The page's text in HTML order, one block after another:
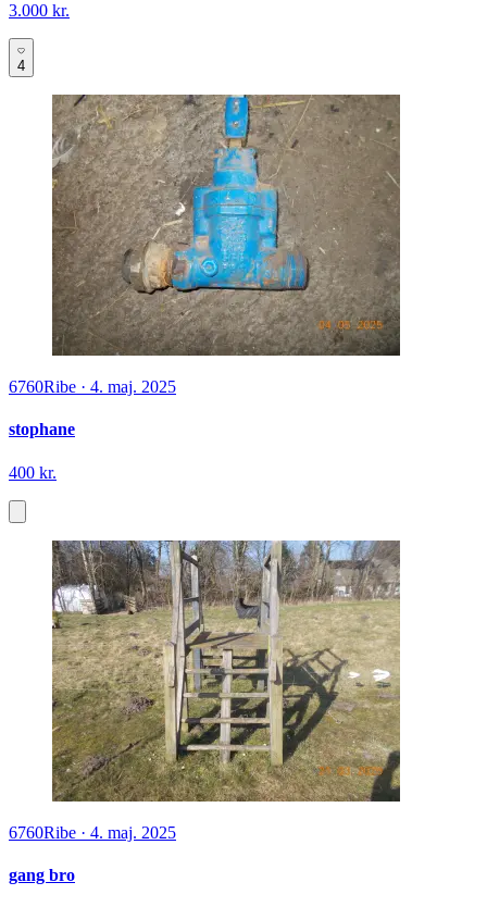
3.000 kr.
4
6760Ribe · 4. maj. 2025
stophane
400 kr.
6760Ribe · 4. maj. 2025
gang bro